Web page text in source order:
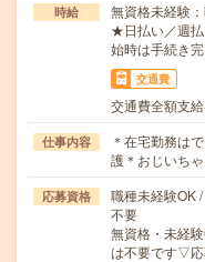
時給
無資格未経験
★日払い／週
始時は手続き
交通費
交通費全額支
仕事内容
＊在宅勤務は
護＊おじいち
応募資格
職種未経験OK
不要
無資格・未経
は不要です▽